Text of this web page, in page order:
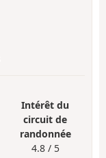
Intérêt du
circuit de
randonnée
4.8 / 5